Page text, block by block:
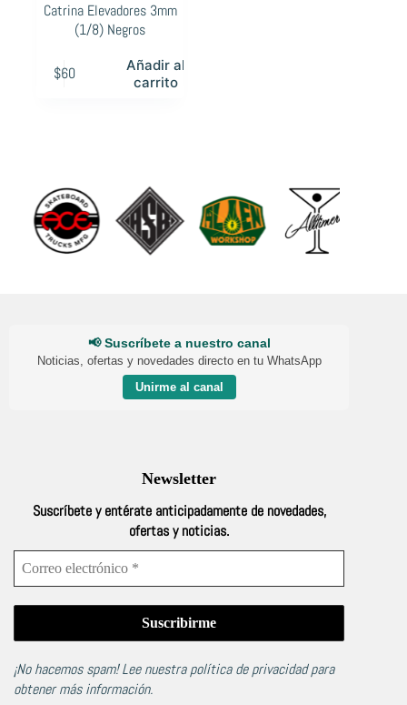
Catrina Elevadores 3mm
(1/8) Negros
$60
Añadir al
carrito
📢 Suscríbete a nuestro canal
Noticias, ofertas y novedades directo en tu WhatsApp
Unirme al canal
Newsletter
Suscríbete y entérate anticipadamente de novedades,
ofertas y noticias.
¡No hacemos spam! Lee nuestrapolítica de privacidadpara
obtener más información.